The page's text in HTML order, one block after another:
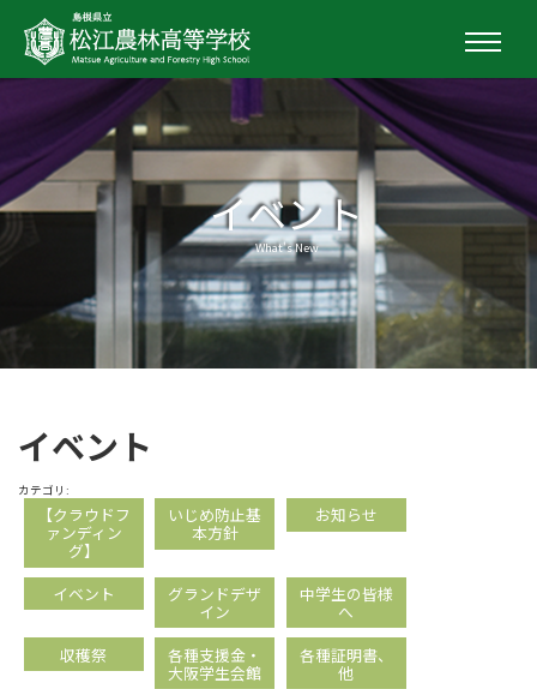
イベント
What's New
イベント
カテゴリ:
【クラウドフ
ァンディン
グ】
いじめ防止基
本方針
お知らせ
イベント グランドデザ
イン
中学生の皆様
へ
収穫祭
各種支援金・
大阪学生会館
各種証明書、
他